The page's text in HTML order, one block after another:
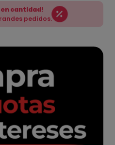
cantidad!
pedidos.